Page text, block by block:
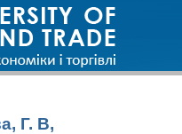
Г. В,